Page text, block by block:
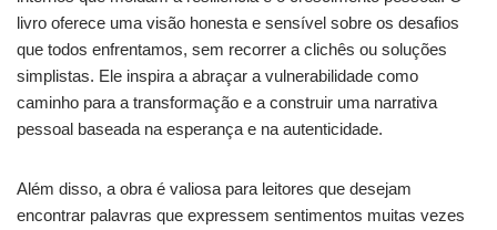
livro oferece uma visão honesta e sensível sobre os desafios
que todos enfrentamos, sem recorrer a clichês ou soluções
simplistas. Ele inspira a abraçar a vulnerabilidade como
caminho para a transformação e a construir uma narrativa
pessoal baseada na esperança e na autenticidade.
Além disso, a obra é valiosa para leitores que desejam
encontrar palavras que expressem sentimentos muitas vezes